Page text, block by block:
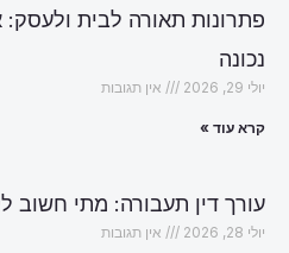
פתרונות תאורה לבית ולעסק:
נכונה
יולי 29, 2026 אין תגובות
קרא עוד »
עורך דין תעבורה: מתי חשוב
יולי 28, 2026 אין תגובות